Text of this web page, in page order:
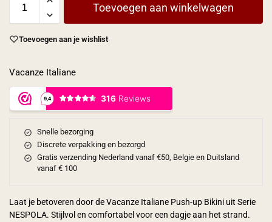
Toevoegen aan winkelwagen
Toevoegen aan je wishlist
Vacanze Italiane
Snelle bezorging
Discrete verpakking en bezorgd
Gratis verzending Nederland vanaf €50, Belgie en Duitsland
vanaf € 100
Laat je betoveren door de Vacanze Italiane Push-up Bikini uit Serie
NESPOLA. Stijlvol en comfortabel voor een dagje aan het strand.